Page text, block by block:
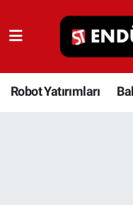
Robot Yatırımları
Robot
Bakım 4.0